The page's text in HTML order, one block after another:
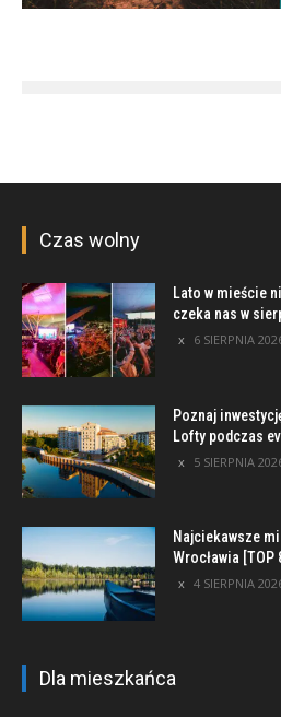
Czas wolny
Lato w mieście
czeka nas w
6 SIERPNIA
Poznaj
Lofty podczas
5 SIERPNIA
Najciekawsze
Wrocławia [TOP
4 SIERPNIA
Dla mieszkańca